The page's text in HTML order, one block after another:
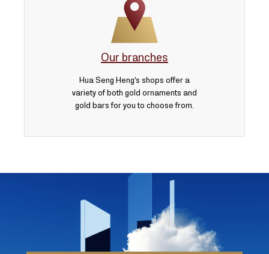
Our branches
Hua Seng Heng’s shops offer a
variety of both gold ornaments and
gold bars for you to choose from.